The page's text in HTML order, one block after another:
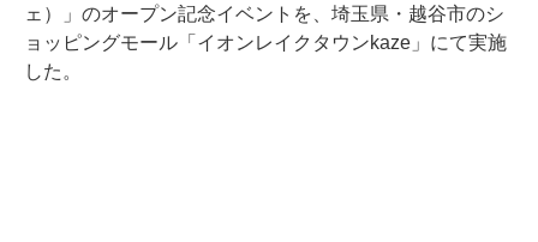
ェ）」のオープン記念イベントを、埼玉県・越谷市のシ
ョッピングモール「イオンレイクタウンkaze」にて実施
した。